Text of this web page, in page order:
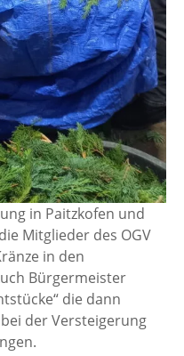
in Paitzkofen und
Mitglieder des OGV
in den
Bürgermeister
die dann
der Versteigerung